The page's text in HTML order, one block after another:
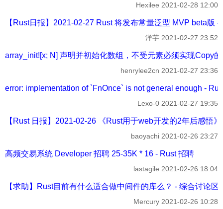
Hexilee 2021-02-28 12:00
【Rust日报】2021-02-27 Rust 将发布常量泛型 MVP beta版 -
洋芋 2021-02-27 23:52
array_init![x; N] 声明并初始化数组，不受元素必须实现Copy
henrylee2cn 2021-02-27 23:36
error: implementation of `FnOnce` is not general enough -
Lexo-0 2021-02-27 19:35
【Rust 日报】2021-02-26 《Rust用于web开发的2年后感悟
baoyachi 2021-02-26 23:27
高频交易系统 Developer 招聘 25-35K * 16 - Rust 招聘
lastagile 2021-02-26 18:04
【求助】Rust目前有什么适合做中间件的库么？ - 综合讨论区
Mercury 2021-02-26 10:28